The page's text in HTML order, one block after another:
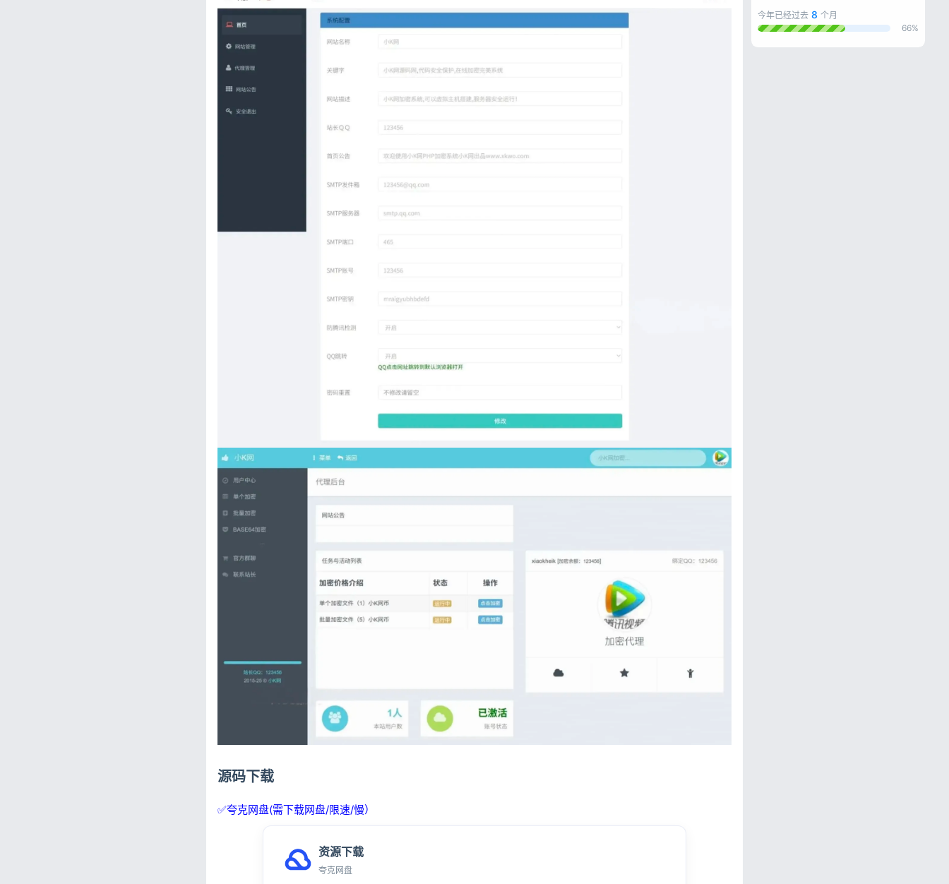
源码下载
✅夸克网盘(需下载网盘/限速/慢）
资源下载
夸克网盘
今年已经过去 8 个月
66%
忘记密码?